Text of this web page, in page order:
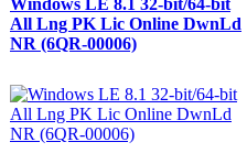
Windows LE 8.1 32-bit/64-bit
All Lng PK Lic Online DwnLd
NR (6QR-00006)